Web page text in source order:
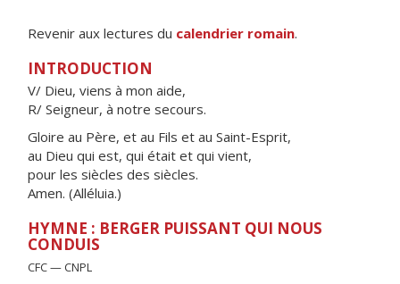
Revenir aux lectures du calendrier romain.
INTRODUCTION
V/ Dieu, viens à mon aide,
R/ Seigneur, à notre secours.
Gloire au Père, et au Fils et au Saint-Esprit,
au Dieu qui est, qui était et qui vient,
pour les siècles des siècles.
Amen. (Alléluia.)
HYMNE : BERGER PUISSANT QUI NOUS
CONDUIS
CFC — CNPL